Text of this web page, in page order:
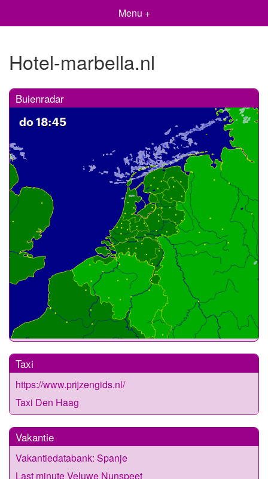
Menu +
Hotel-marbella.nl
Buienradar
Taxi
https://www.prijzengids.nl/
Taxi Den Haag
Vakantie
Vakantiedatabank: Spanje
Last minute Veluwe Nunspeet